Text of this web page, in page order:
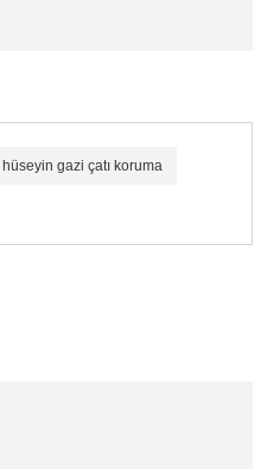
hüseyin gazi çatı koruma